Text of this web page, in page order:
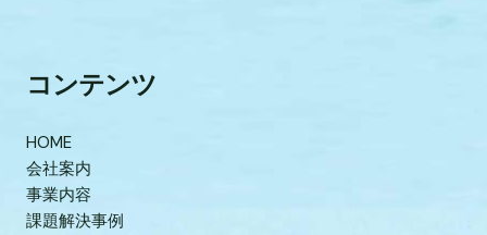
コンテンツ
HOME
会社案内
事業内容
課題解決事例